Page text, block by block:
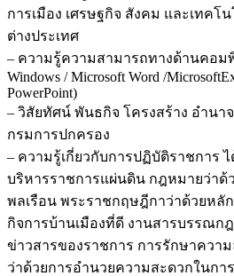
ชิ้น
การเมือง เศรษฐกิจ สังคม และเทคโ
ต่างประเทศ
– ความรู้ความสามารถทางด้านคอมพิ
Windows / Microsoft Word /
PowerPoint)
– วิสัยทัศน์ พันธกิจ โครงสร้าง อำนา
กรมการปกครอง
– ความรู้เกี่ยวกับการปฏิบัติราชการ
บริหารราชการแผ่นดิน กฎหมายว่าด้
พลเรือน พระราชกฤษฎีกาว่าด้วยหลั
กิจการบ้านเมืองที่ดี งานสารบรรณก
ข่าวสารของราชการ การรักษาควา
ว่าด้วยการอำนวยความสะดวกในก